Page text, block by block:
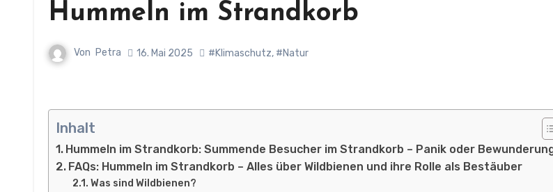
Hummeln im Strandkorb
Von Petra 16. Mai 2025 #Klimaschutz, #Natur
Inhalt
Hummeln im Strandkorb: Summende Besucher im Strandkorb – Panik oder
FAQs: Hummeln im Strandkorb – Alles über Wildbienen und ihre Rolle als Bestäuber
Was sind Wildbienen?